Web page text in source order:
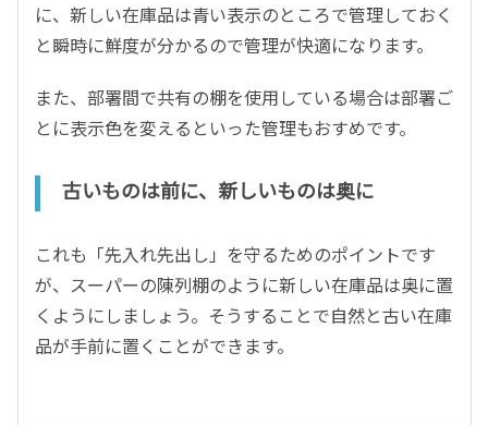
に、新しい在庫品は青い表示のところで管理しておく
と瞬時に鮮度が分かるので管理が快適になります。
また、部署間で共有の棚を使用している場合は部署ご
とに表示色を変えるといった管理もおすめです。
古いものは前に、新しいものは奥に
これも「先入れ先出し」を守るためのポイントです
が、スーパーの陳列棚のように新しい在庫品は奥に置
くようにしましょう。そうすることで自然と古い在庫
品が手前に置くことができます。